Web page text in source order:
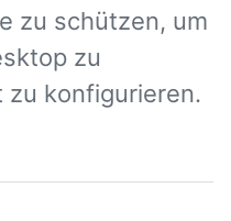
zu schützen, um
zu
zu konfigurieren.